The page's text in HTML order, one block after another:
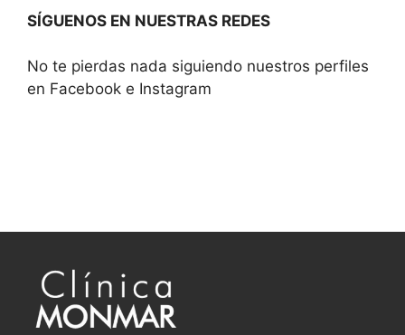
SÍGUENOS EN NUESTRAS REDES
No te pierdas nada siguiendo nuestros perfiles
en Facebook e Instagram